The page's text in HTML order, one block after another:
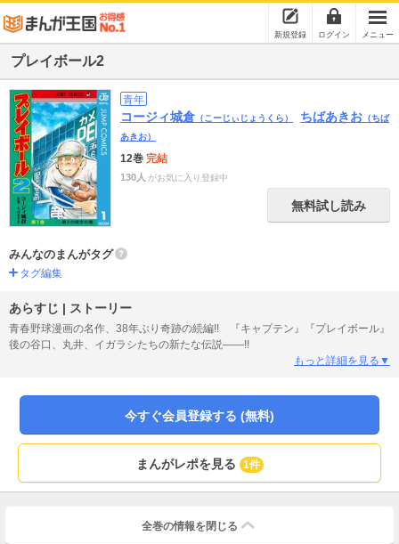
新規登録 ログイン メニュー
プレイボール2
青年
コージィ城倉 （こーじぃじょうくら） ちばあきお （ちば
あきお）
12巻 完結
130人 がお気に入り登録中
無料試し読み
みんなのまんがタグ
タグ編集
あらすじ | ストーリー
青春野球漫画の名作、38年ぶり奇跡の続編!! 『キャプテン』『プレイボール』
後の谷口、丸井、イガラシたちの新たな伝説――!!
もっと詳細を見る▼
今すぐ会員登録する (無料)
まんがレポを見る 1件
全巻の情報を 閉じる